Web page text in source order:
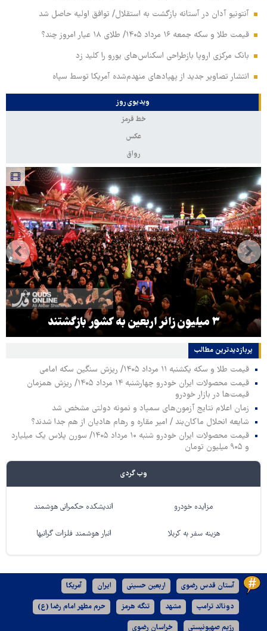
آنتونیو آدان در آستانه بازگشت به استقلال/ توافق اولیه حاصل شد
قیمت طلا و سکه جمعه ۱۶ مرداد ۱۴۰۵/ طلای ۱۸ عیار امروز چند؟
بانک مرکزی اروپا بازطراحی اسکناس‌های یورو را کلید زد
انتشار تصاویر جدید از پهپادهای منهدم‌شده آمریکا توسط سپاه
ویدیوی روز
خط قرمز
عکس
رواق
۳ میلیون زائر اربعین به کشور بازگشتند
پربازدیدترین‌ مطالب
قیمت طلا و سکه یکشنبه ۱۱ مرداد ۱۴۰۵/ ریزش سنگین سکه امامی
قیمت محصولات ایران خودرو چهارشنبه ۱۴ مرداد ۱۴۰۵/ ریزش همزمان
قیمت‌ها در بازار خودرو
زمان اعلام نتایج آزمون‌های سمپاد و نمونه دولتی مشخص شد
شایعه انحلال ماکان‌بند / امیر مقاره و رهام هادیان از هم جدا شدند؟
قیمت محصولات ایران خودرو شنبه ۱۰ مرداد ۱۴۰۵/ سورن پلاس یک میلیارد
و ۹۰۵ میلیون تومان
وب گردی
مزایده خودرو اندیشکده حکمرانی هوشمند
هزینه سفر به کربلا انبار هوشمند فلزات گرانبها
آستان قدس رضوی اربعین حسینی ایران آمریکا
دونالد ترامپ مشهد تنگه هرمز حرم مطهر امام رضا (ع)
رژیم صهیونیستی خراسان رضوی